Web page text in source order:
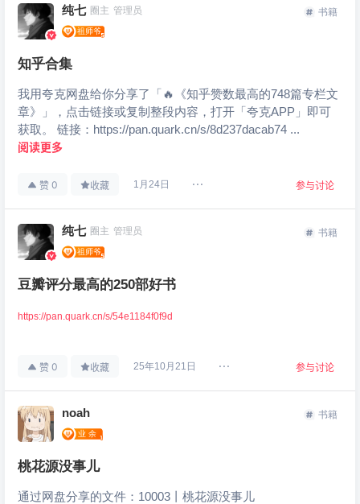
纯七 圈主 管理员 书籍
知乎合集
我用夸克网盘给你分享了「🔥《知乎赞数最高的748篇专栏文
章》」，点击链接或复制整段内容，打开「夸克APP」即可
获取。 链接：https://pan.quark.cn/s/8d237dacab74 ...
阅读更多
赞 0 收藏 1月24日 参与讨论
纯七 圈主 管理员 书籍
豆瓣评分最高的250部好书
https://pan.quark.cn/s/54e1184f0f9d
赞 0 收藏 25年10月21日 参与讨论
noah 书籍
桃花源没事儿
通过网盘分享的文件：10003丨桃花源没事儿